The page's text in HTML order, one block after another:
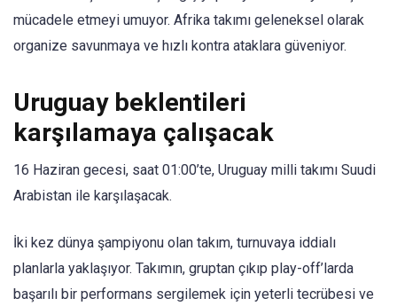
mücadele etmeyi umuyor. Afrika takımı geleneksel olarak
organize savunmaya ve hızlı kontra ataklara güveniyor.
Uruguay beklentileri
karşılamaya çalışacak
16 Haziran gecesi, saat 01:00’te, Uruguay milli takımı Suudi
Arabistan ile karşılaşacak.
İki kez dünya şampiyonu olan takım, turnuvaya iddialı
planlarla yaklaşıyor. Takımın, gruptan çıkıp play-off’larda
başarılı bir performans sergilemek için yeterli tecrübesi ve